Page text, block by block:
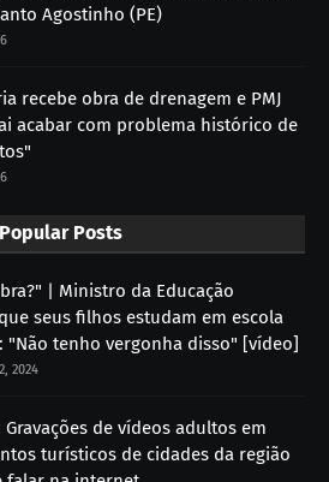
Agostinho (PE)
recebe obra de drenagem e PMJ
acabar com problema histórico de
Popular Posts
| Ministro da Educação
seus filhos estudam em escola
"Não tenho vergonha disso" [vídeo]
2024
de vídeos adultos em
turísticos de cidades da região